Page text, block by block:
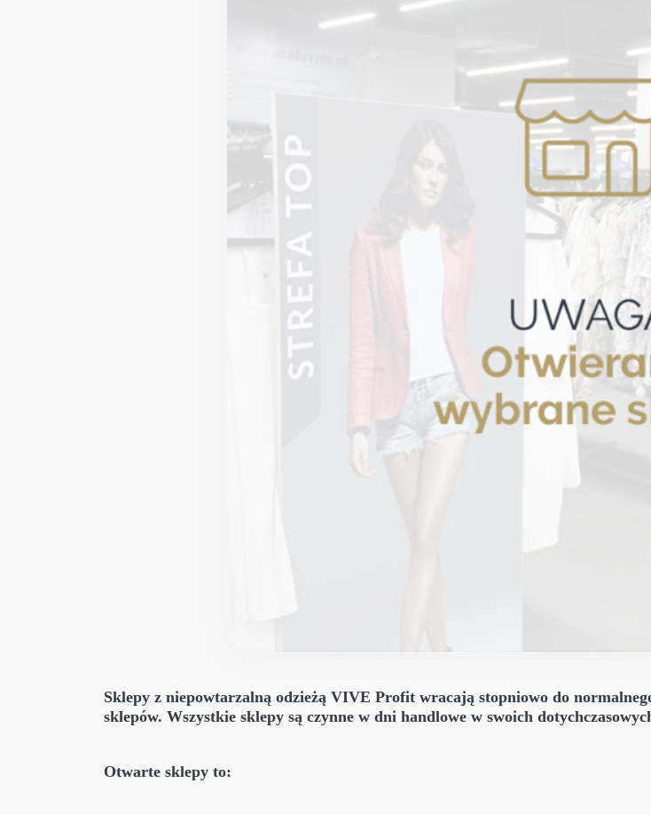
Sklepy z niepowtarzalną odzieżą VIVE Profit wracają stopniowo do
sklepów. Wszystkie sklepy są czynne w dni handlowe w swoich
Otwarte sklepy to: